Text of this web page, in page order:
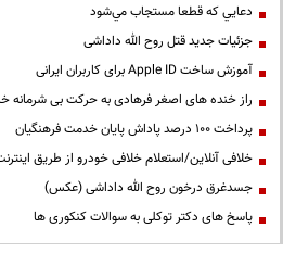
دعايي كه قطعا مستجاب مي‌شود
جزئیات جدید قتل روح الله داداشی
آموزش ساخت Apple ID برای کاربران ایرانی
راز خنده های اصغر فرهادی به حرکت بی شرمانه
پرداخت ۱۰۰ درصد پاداش پایان خدمت فرهنگیان
خلافی آنلاین/استعلام خلافی خودرو از طریق
جسدغرق درخون روح الله داداشی (عکس)
پاسخ های دکتر توکلی به سوالات کنکوری ها